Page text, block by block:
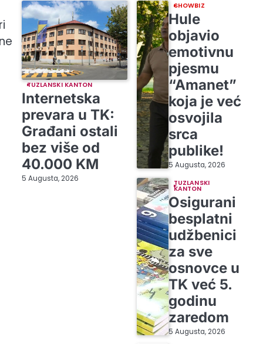
TUZLANSKI KANTON
Internetska
prevara u TK:
Građani ostali
bez više od
40.000 KM
5 Augusta, 2026
SHOWBIZ
Hule
objavio
emotivnu
pjesmu
“Amanet”
koja je već
osvojila
srca
publike!
5 Augusta, 2026
TUZLANSKI
KANTON
Osigurani
besplatni
udžbenici
za sve
osnovce u
TK već 5.
godinu
zaredom
5 Augusta, 2026